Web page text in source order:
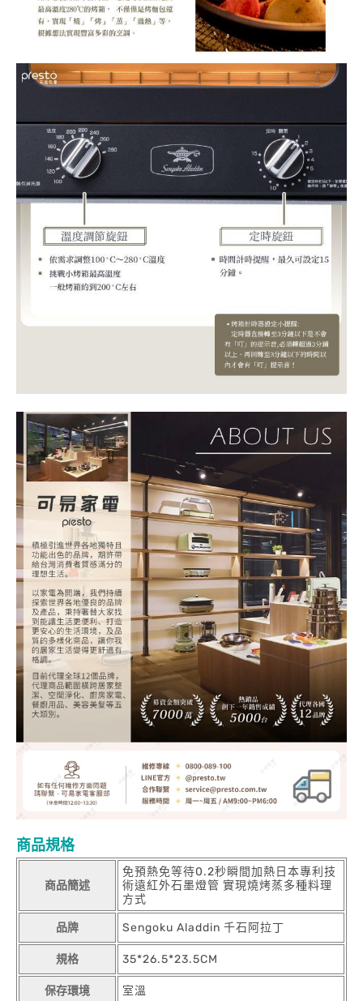
商品規格
商品簡述
免預熱免等待0.2秒瞬間加熱日本專利技
術遠紅外石墨燈管 實現燒烤蒸多種料理
方式
品牌 Sengoku Aladdin 千石阿拉丁
規格 35*26.5*23.5CM
保存環境 室溫